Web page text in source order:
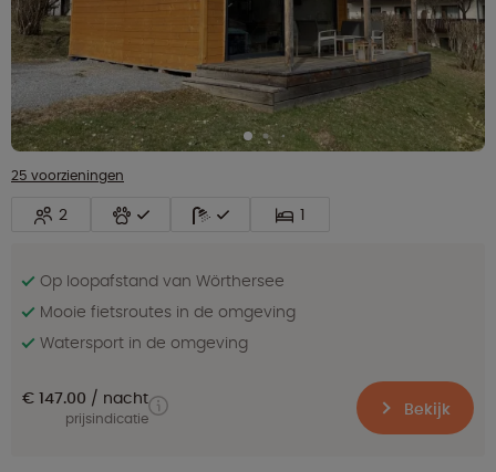
25 voorzieningen
2 1
Op loopafstand van Wörthersee
Mooie fietsroutes in de omgeving
Watersport in de omgeving
€ 147.00 nacht
prijsindicatie Bekijk